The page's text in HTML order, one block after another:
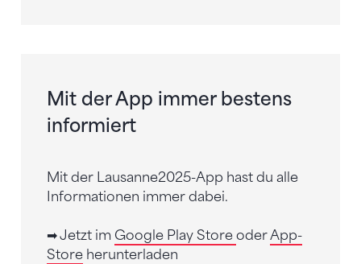
Mit der App immer bestens
informiert
Mit der Lausanne2025-App hast du alle
Informationen immer dabei.
➡ Jetzt im Google Play Store oderApp-
Store herunterladen